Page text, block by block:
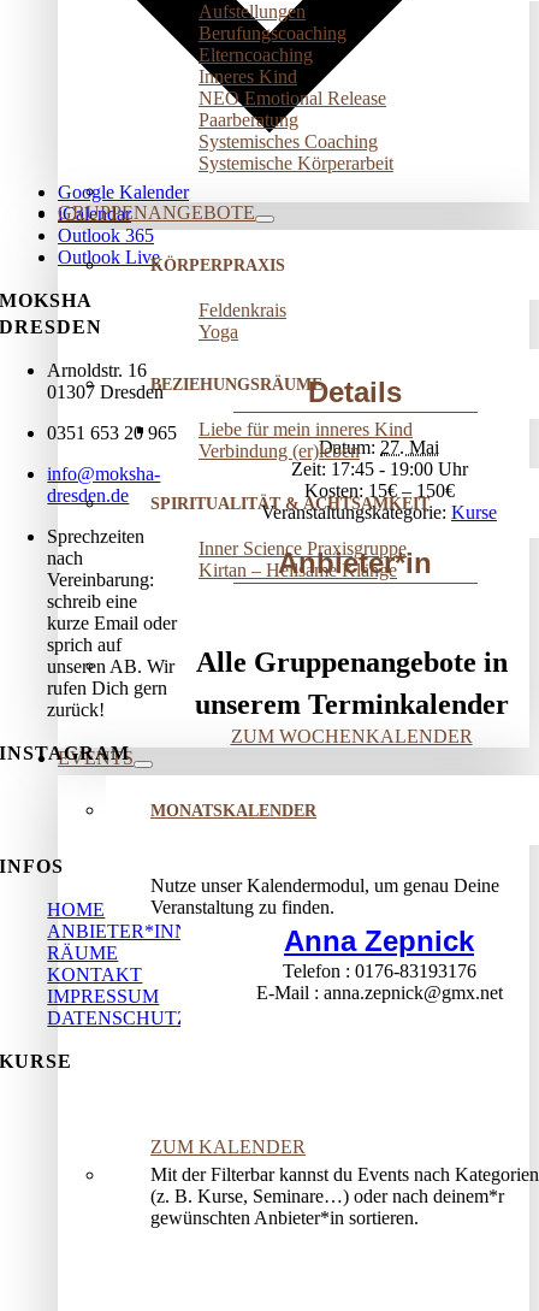
Aufstellungen
Berufungscoaching
Elterncoaching
Inneres Kind
NEO Emotional Release
Paarberatung
Systemisches Coaching
Systemische Körperarbeit
GRUPPENANGEBOTE
KÖRPERPRAXIS
Feldenkrais
Yoga
BEZIEHUNGSRÄUME
Liebe für mein inneres Kind
Verbindung (er)leben
SPIRITUALITÄT & ACHTSAMKEIT
Inner Science Praxisgruppe
Kirtan – Heilsame Klänge
Alle Gruppenangebote in
unserem Terminkalender
ZUM WOCHENKALENDER
EVENTS
MONATSKALENDER
Nutze unser Kalendermodul, um genau Deine
Veranstaltung zu finden.
ZUM KALENDER
Mit der Filterbar kannst du Events nach Kategorien
(z. B. Kurse, Seminare…) oder nach deinem*r
gewünschten Anbieter*in sortieren.
Google Kalender
iCalendar
Outlook 365
Outlook Live
Details
Datum: 27. Mai
Zeit: 17:45 - 19:00
Kosten: 15€ – 150€
Veranstaltungskategorie: Kurse
Anbieter*in
Anna Zepnick
Telefon
0176-83193176
E-Mail
anna.zepnick@gmx.net
MOKSHA
DRESDEN
Arnoldstr. 16
01307 Dresden
0351 653 20 965
info@moksha-
dresden.de
Sprechzeiten
nach
Vereinbarung:
schreib eine
kurze Email oder
sprich auf
unseren AB. Wir
rufen Dich gern
zurück!
INSTAGRAM
INFOS
HOME
ANBIETER*INNEN
RÄUME
KONTAKT
IMPRESSUM
DATENSCHUTZ
KURSE